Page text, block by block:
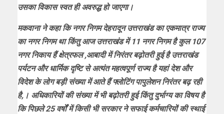
उसका विकास स्वत ही अवरुद्ध हो जाएगा।
मकवाना ने कहा कि नगर निगम देहरादून उत्तराखंड का एकमात्र राज्य
का नगर निगम था किंतु आज उत्तराखंड में 11 नगर निगम है कुल 107
नगर निकाय हैं क्षेत्रफल ,आबादी में निरंतर बढ़ोतरी हुई है उत्तराखंड
पर्यटन और धार्मिक दृष्टि से अत्यंत महत्वपूर्ण राज्य है यहां देश और
विदेश के लोग बड़ी संख्या में आते हैं फ्लोटिंग पापुलेशन निरंतर बढ़ रही
है,। अधिकारियों की संख्या में भी बढ़ोतरी हुई किंतु दुर्भाग्य का विषय है
कि पिछले 25 वर्षों में किसी भी सरकार ने सफाई कर्मचारियों की स्थाई